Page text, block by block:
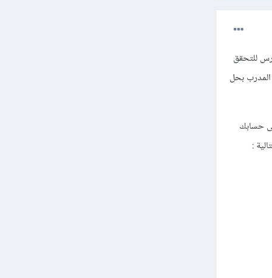
للتحقق
بحل
حسابك
: